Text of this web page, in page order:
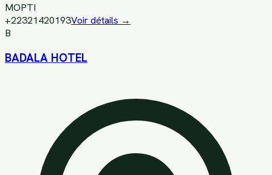
MOPTI
+22321420193Voir détails →
B
BADALA HOTEL